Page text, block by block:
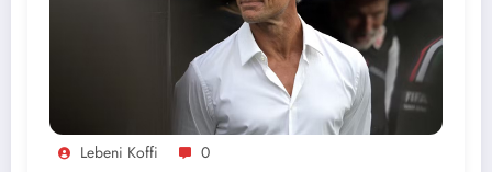
Lebeni Koffi 0